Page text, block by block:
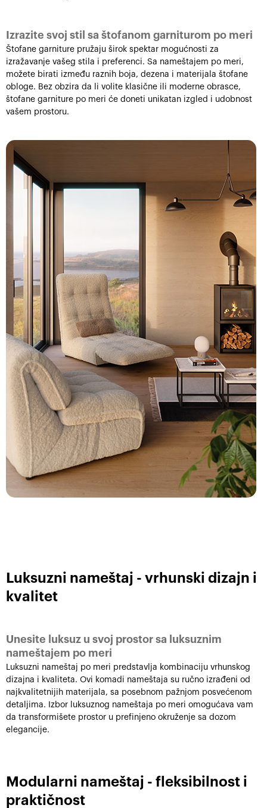
Izrazite svoj stil sa štofanom garniturom po meri
Štofane garniture pružaju širok spektar mogućnosti za
izražavanje vašeg stila i preferenci. Sa nameštajem po meri,
možete birati između raznih boja, dezena i materijala štofane
obloge. Bez obzira da li volite klasične ili moderne obrasce,
štofane garniture po meri će doneti unikatan izgled i udobnost
vašem prostoru.
Luksuzni nameštaj - vrhunski dizajn i
kvalitet
Unesite luksuz u svoj prostor sa luksuznim
nameštajem po meri
Luksuzni nameštaj po meri predstavlja kombinaciju vrhunskog
dizajna i kvaliteta. Ovi komadi nameštaja su ručno izrađeni od
najkvalitetnijih materijala, sa posebnom pažnjom posvećenom
detaljima. Izbor luksuznog nameštaja po meri omogućava vam
da transformišete prostor u prefinjeno okruženje sa dozom
elegancije.
Modularni nameštaj - fleksibilnost i
praktičnost